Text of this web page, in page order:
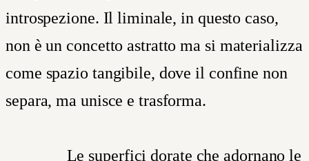
introspezione. Il liminale, in questo caso,
non è un concetto astratto ma si materializza
come spazio tangibile, dove il confine non
separa, ma unisce e trasforma.
Le superfici dorate che adornano le